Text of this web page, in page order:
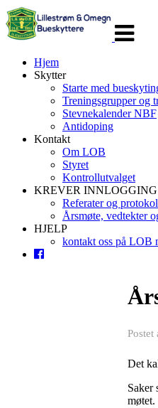
navigasjon
Hjem
Skytter
Starte med
Treningsgrupper og
Stevnekalender NBF
Antidoping
Kontakt
Om LOB
Styret
Kontrollutvalget
KREVER INNLOGGING
Referater og
Årsmøte, vedtekter
HJELP
kontakt oss på LOB
Postet
Det
Saker
møtet.